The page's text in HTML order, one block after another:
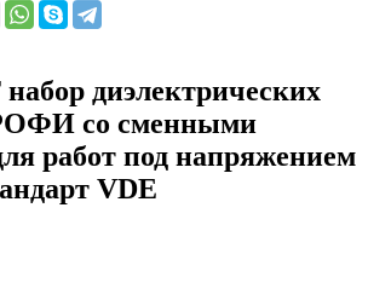
диэлектрических
со сменными
работ под напряжением
VDE